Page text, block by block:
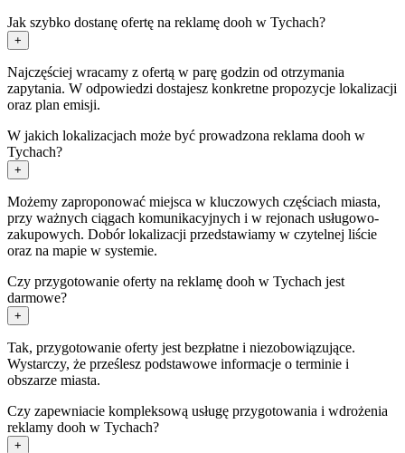
Jak szybko dostanę ofertę na reklamę dooh w Tychach?
+
Najczęściej wracamy z ofertą w parę godzin od otrzymania
zapytania. W odpowiedzi dostajesz konkretne propozycje lokalizacji
oraz plan emisji.
W jakich lokalizacjach może być prowadzona reklama dooh w
Tychach?
+
Możemy zaproponować miejsca w kluczowych częściach miasta,
przy ważnych ciągach komunikacyjnych i w rejonach usługowo-
zakupowych. Dobór lokalizacji przedstawiamy w czytelnej liście
oraz na mapie w systemie.
Czy przygotowanie oferty na reklamę dooh w Tychach jest
darmowe?
+
Tak, przygotowanie oferty jest bezpłatne i niezobowiązujące.
Wystarczy, że prześlesz podstawowe informacje o terminie i
obszarze miasta.
Czy zapewniacie kompleksową usługę przygotowania i wdrożenia
reklamy dooh w Tychach?
+